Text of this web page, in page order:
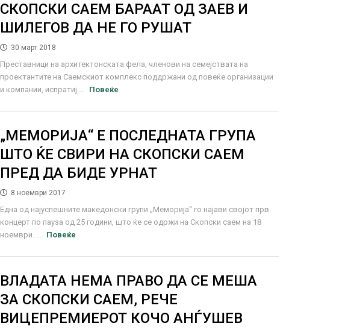
СКОПСКИ САЕМ БАРААТ ОД ЗАЕВ И
ШИЛЕГОВ ДА НЕ ГО РУШАТ
30 март 2018
Преставници на архитектонската фела, членови на семејствата на
проектантите на Саемскиот комплекс поддржани од повеќе организации
и компании, испратиј ...
Повеќе
„МЕМОРИЈА“ Е ПОСЛЕДНАТА ГРУПА
ШТО ЌЕ СВИРИ НА СКОПСКИ САЕМ
ПРЕД ДА БИДЕ УРНАТ
8 ноември 2017
Една од најуспешните македонски групи „Меморија“ го најави својот прв
концерт по пауза од 25 години, што ќе се одржи на Скопски саем на 18
ноември. ...
Повеќе
ВЛАДАТА НЕМА ПРАВО ДА СЕ МЕША
ЗА СКОПСКИ САЕМ, РЕЧЕ
ВИЦЕПРЕМИЕРОТ КОЧО АНЃУШЕВ